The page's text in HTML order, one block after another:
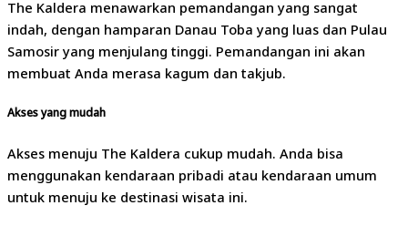
The Kaldera menawarkan pemandangan yang sangat
indah, dengan hamparan Danau Toba yang luas dan Pulau
Samosir yang menjulang tinggi. Pemandangan ini akan
membuat Anda merasa kagum dan takjub.
Akses yang mudah
Akses menuju The Kaldera cukup mudah. Anda bisa
menggunakan kendaraan pribadi atau kendaraan umum
untuk menuju ke destinasi wisata ini.